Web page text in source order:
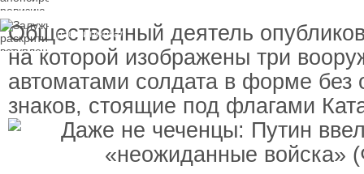
раскритиковал
НАТО и предлагает
другие варианты
Общественный деятель
на которой изображены три
автоматами солдата в форме без
знаков, стоящие под флагами